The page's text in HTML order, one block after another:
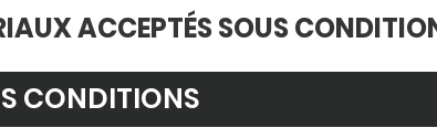
ACCEPTÉS SOUS
CONDITIONS